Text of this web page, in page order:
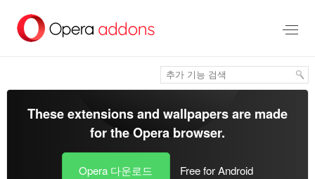
건
These extensions and wallpapers are made
for theOpera browser.
Opera 다운로드 Free for Android